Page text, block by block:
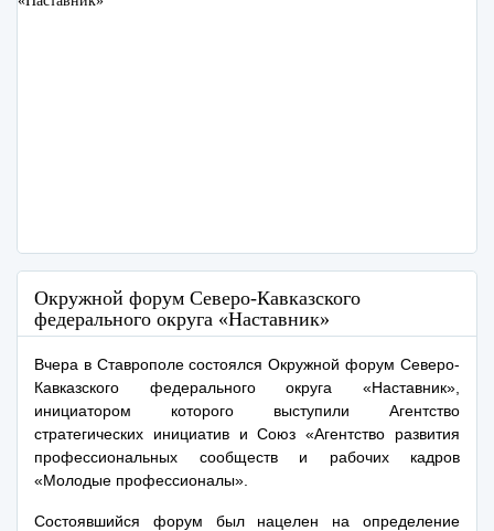
Окружной форум Северо-Кавказского
федерального округа «Наставник»
Вчера в Ставрополе состоялся Окружной форум Северо-
Кавказского федерального округа «Наставник»,
инициатором которого выступили Агентство
стратегических инициатив и Союз «Агентство развития
профессиональных сообществ и рабочих кадров
«Молодые профессионалы».
Состоявшийся форум был нацелен на определение